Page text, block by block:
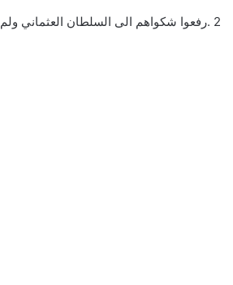
2 .رفعوا شكواهم الى السلطان العثماني ولم يستجب لهم